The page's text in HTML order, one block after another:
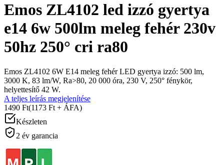
Emos ZL4102 led izzó gyertya
e14 6w 500lm meleg fehér 230v
50hz 250° cri ra80
Emos ZL4102 6W E14 meleg fehér LED gyertya izzó: 500 lm,
3000 K, 83 lm/W, Ra>80, 20 000 óra, 230 V, 250° fénykör,
helyettesítő 42 W.
A teljes leírás megjelenítése
1490 Ft(1173 Ft + ÁFA)
Készleten
2 év garancia